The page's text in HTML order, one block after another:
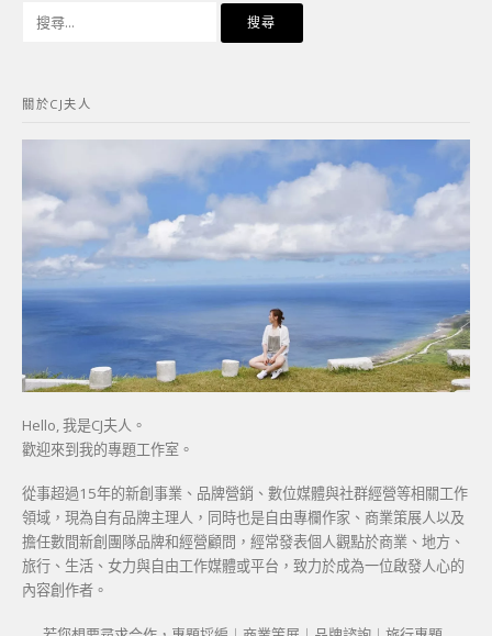
字:
關於CJ夫人
Hello, 我是CJ夫人。
歡迎來到我的專題工作室。
從事超過15年的新創事業、品牌營銷、數位媒體與社群經營等相關工作
領域，現為自有品牌主理人，同時也是自由專欄作家、商業策展人以及
擔任數間新創團隊品牌和經營顧問，經常發表個人觀點於商業、地方、
旅行、生活、女力與自由工作媒體或平台，致力於成為一位啟發人心的
內容創作者。